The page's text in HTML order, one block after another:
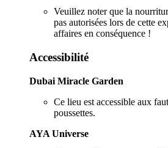
Veuillez noter que la
pas autorisées lors de cette
affaires en conséquence !
Accessibilité
Dubai Miracle Garden
Ce lieu est accessible aux
poussettes.
AYA Universe